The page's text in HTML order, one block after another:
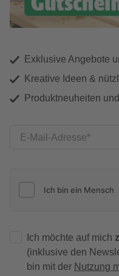
Exklusive Angebote
Kreative Ideen &
Produktneuheiten
E-Mail-Adresse
Ich möchte auf mich
(inklusive den
bin mit der Nutzung